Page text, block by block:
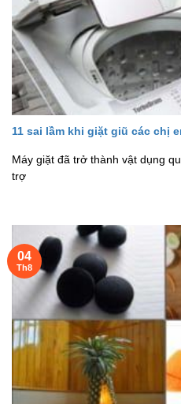
11 sai lầm khi giặt giũ các chị
Máy giặt đã trở thành vật dụng
trợ
04
Th8